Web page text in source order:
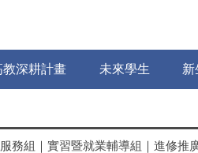
教深耕計畫 未來學生 新
務組 ｜ 實習暨就業輔導組 ｜ 進修推